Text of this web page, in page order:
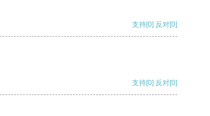
支持[0] 反对[0]
支持[0] 反对[0]